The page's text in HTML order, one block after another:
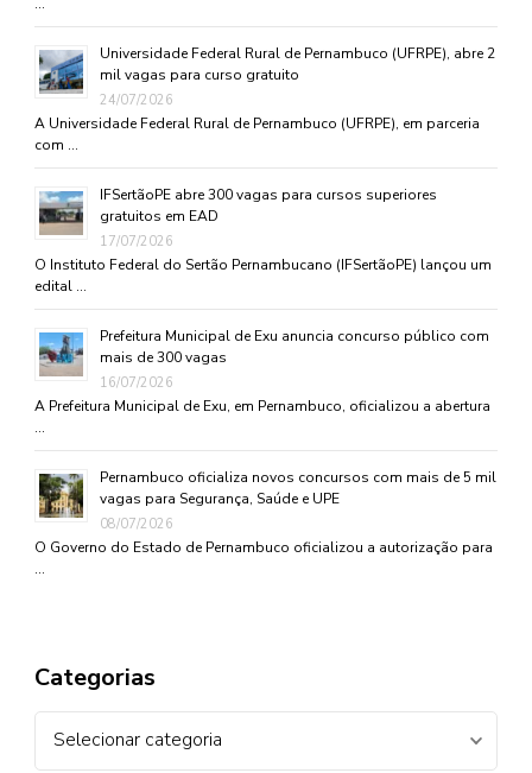
Universidade Federal Rural de Pernambuco (UFRPE), abre 2
mil vagas para curso gratuito
24/07/2026
A Universidade Federal Rural de Pernambuco (UFRPE), em parceria
com …
IFSertãoPE abre 300 vagas para cursos superiores
gratuitos em EAD
17/07/2026
O Instituto Federal do Sertão Pernambucano (IFSertãoPE) lançou um
edital …
Prefeitura Municipal de Exu anuncia concurso público com
mais de 300 vagas
16/07/2026
A Prefeitura Municipal de Exu, em Pernambuco, oficializou a abertura
…
Pernambuco oficializa novos concursos com mais de 5 mil
vagas para Segurança, Saúde e UPE
08/07/2026
O Governo do Estado de Pernambuco oficializou a autorização para
…
Categorias
Categorias